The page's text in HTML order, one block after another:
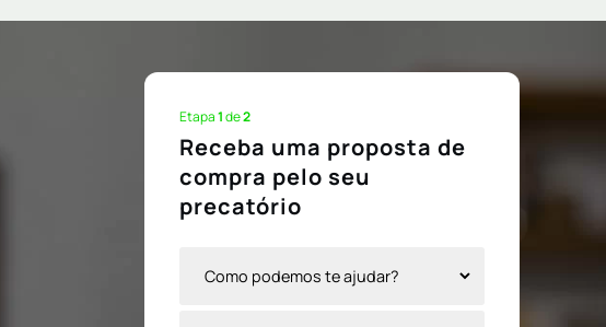
Etapa1de2
Receba uma proposta de
compra pelo seu
precatório